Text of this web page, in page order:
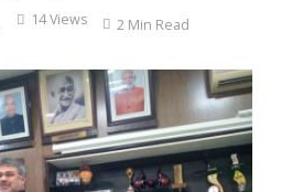
14 Views 2 Min Read